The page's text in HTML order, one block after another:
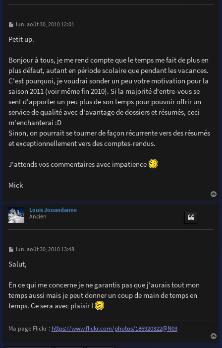
M
s
s
e
lun. août 30, 2010 12:01
Petit up.
Bonjour à tous, je me rend compte que le temps me fait de plus en
plus défaut, autant en période scolaire que pendant les vacances.
C'est pourquoi, je voudrai sonder un peu votre motivation pour la
saison 2011 (voir même fin 2010). Si la majorité d'entre-vous se
sent d'apporter un peu plus de son temps pour pouvoir offrir un
service de qualité avec d'avantage de dossiers et résumés, ceci
m'enchanterai :D
Sinon, on pourrait se tourner de façon récurrente vers des résumés
et exceptionnellement vers des comptes-rendus.
J'attends vos commentaires avec impatience
Mick
Louis Jouandanne
Ancien
M
s
s
e
lun. août 30, 2010 13:48
Salut,
En ce qui me concerne je ne garantis pas que j'aurais tout mon
temps aussi mais je peut donner un coup de main de temps en
temps. Ce sera avec plaisir !
Ma page Flickr : https://www.flickr.com/photos/186920322@N03
a